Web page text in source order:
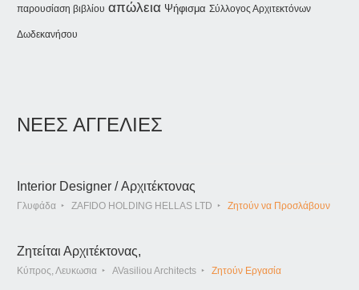
παρουσίαση βιβλίου απώλεια Ψήφισμα Σύλλογος Αρχιτεκτόνων
Δωδεκανήσου
ΝΕΕΣ ΑΓΓΕΛΙΕΣ
Interior Designer / Αρχιτέκτονας
Γλυφάδα ZAFIDO HOLDING HELLAS LTD Ζητούν να Προσλάβουν
Ζητείται Αρχιτέκτονας,
Κύπρος, Λευκωσια AVasiliou Architects Ζητούν Εργασία